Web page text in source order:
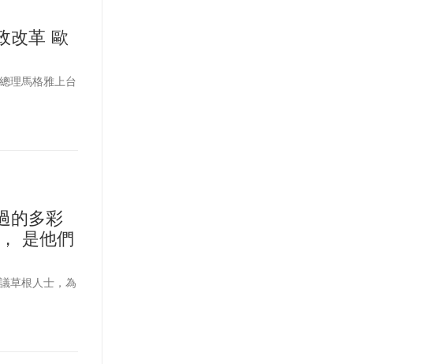
改革 歐
理馬格雅上台
的多彩
是他們
草根人士，為